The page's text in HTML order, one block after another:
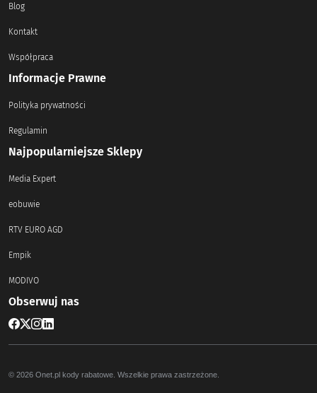
Blog
Kontakt
Współpraca
Informacje Prawne
Polityka prywatności
Regulamin
Najpopularniejsze Sklepy
Media Expert
eobuwie
RTV EURO AGD
Empik
MODIVO
Obserwuj nas
© 2026 Onet.pl kody rabatowe. Wszelkie prawa zastrzeżone.